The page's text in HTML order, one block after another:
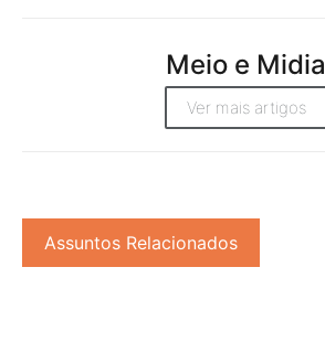
Meio e Midia
Ver mais artigos
Assuntos Relacionados